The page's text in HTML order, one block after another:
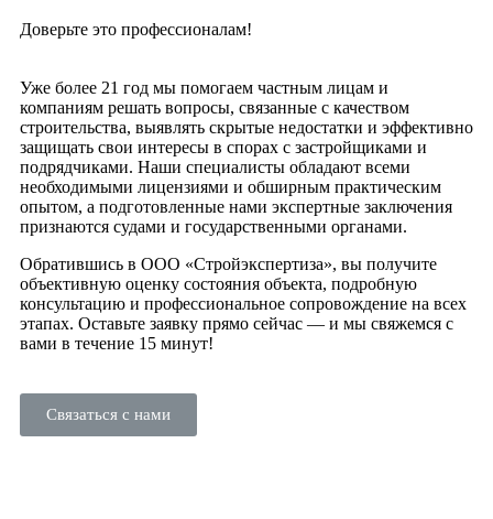
Доверьте это профессионалам!
Уже более 21 год мы помогаем частным лицам и
компаниям решать вопросы, связанные с качеством
строительства, выявлять скрытые недостатки и эффективно
защищать свои интересы в спорах с застройщиками и
подрядчиками. Наши специалисты обладают всеми
необходимыми лицензиями и обширным практическим
опытом, а подготовленные нами экспертные заключения
признаются судами и государственными органами.
Обратившись в ООО «Стройэкспертиза», вы получите
объективную оценку состояния объекта, подробную
консультацию и профессиональное сопровождение на всех
этапах. Оставьте заявку прямо сейчас — и мы свяжемся с
вами в течение 15 минут!
Связаться с нами